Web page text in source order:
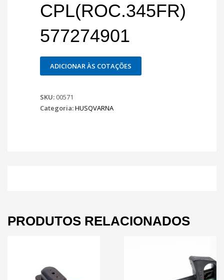
CPL(ROC.345FR)
577274901
ADICIONAR ÀS COTAÇÕES
SKU: 00571
Categoria:HUSQVARNA
PRODUTOS RELACIONADOS